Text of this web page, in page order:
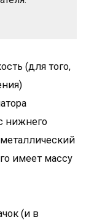
(для того,
нижнего
имеет массу
(и в